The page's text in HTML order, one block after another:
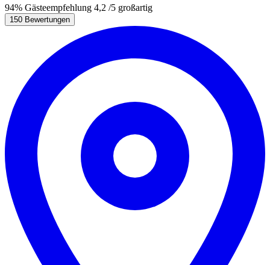
94% Gästeempfehlung 4,2 /5 großartig
150 Bewertungen